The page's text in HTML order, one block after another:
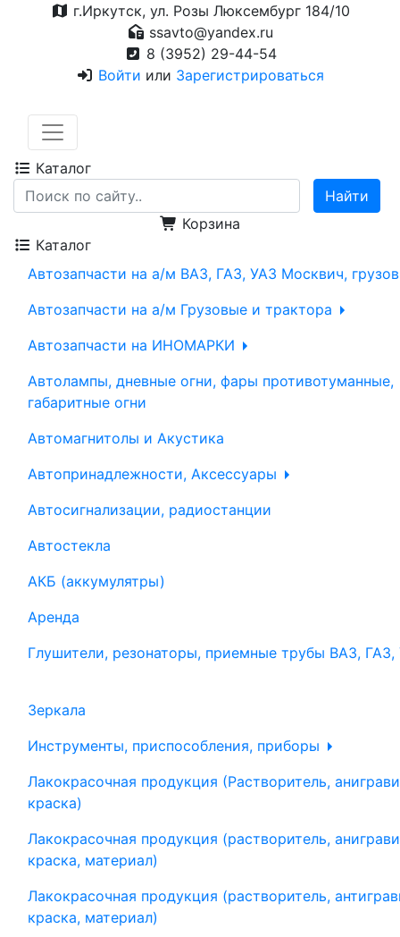
г.Иркутск, ул. Розы Люксембург 184/10
ssavto@yandex.ru
8 (3952) 29-44-54
Войти или Зарегистрироваться
Каталог
Корзина
Каталог
Автозапчасти на а/м ВАЗ, ГАЗ, УАЗ Москвич,
Автозапчасти на а/м Грузовые и трактора
Автозапчасти на ИНОМАРКИ
Автолампы, дневные огни, фары противотуманные,
габаритные огни
Автомагнитолы и Акустика
Автопринадлежности, Аксессуары
Автосигнализации, радиостанции
Автостекла
АКБ (аккумулятры)
Аренда
Глушители, резонаторы, приемные трубы ВАЗ, ГАЗ,
Зеркала
Инструменты, приспособления, приборы
Лакокрасочная продукция (Растворитель,
краска)
Лакокрасочная продукция (растворитель,
краска, материал)
Лакокрасочная продукция (растворитель,
краска, материал)